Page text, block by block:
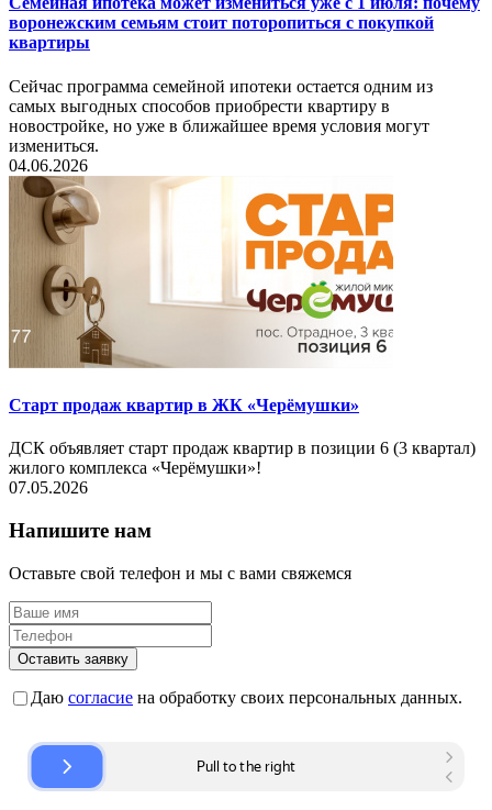
воронежским семьям стоит поторопиться с покупкой
квартиры
Сейчас программа семейной ипотеки остается одним из
самых выгодных способов приобрести квартиру в
новостройке, но уже в ближайшее время условия могут
измениться.
04.06.2026
Старт продаж квартир в ЖК «Черёмушки»
ДСК объявляет старт продаж квартир в позиции 6 (3 квартал)
жилого комплекса «Черёмушки»!
07.05.2026
Напишите нам
Оставьте свой телефон и мы с вами свяжемся
Оставить заявку
Даю согласие на обработку своих персональных данных.